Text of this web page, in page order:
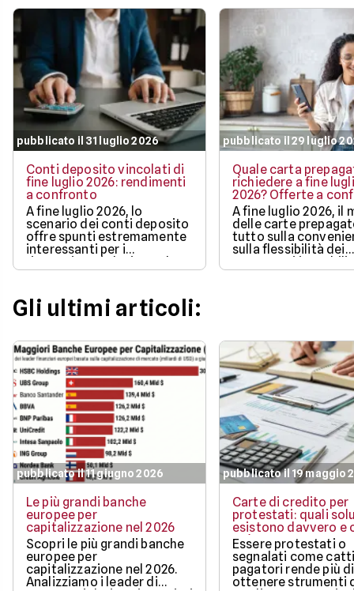
pubblicato il 31 luglio 2026
Conti deposito vincolati di
fine luglio 2026: rendimenti
a confronto
A fine luglio 2026, lo
scenario dei conti deposito
offre spunti estremamente
interessanti per i
risparmiatori che intendono
proteggere l'efficacia dei
pubblicato il 29 luglio
Quale carta
richiedere a fine
2026? Offerte a
A fine luglio 2026, il
delle carte
tutto sulla
sulla flessibilità dei
pagamenti in
bonus di benvenuto
Gli ultimi articoli:
pubblicato il 11 giugno 2026
Le più grandi banche
europee per
capitalizzazione nel 2026
Scopri le più grandi banche
europee per
capitalizzazione nel 2026.
Analizziamo i leader di
pubblicato il 19 maggio
Carte di credito per
protestati: quali
esistono davvero e
può ottenere
Essere protestati o
segnalati come
pagatori rende più
ottenere strumenti